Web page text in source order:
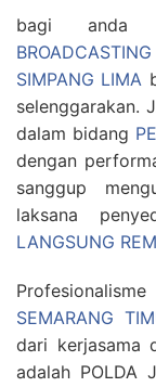
bagi anda
SIMPANG LIMA
selenggarakan.
dalam bidang
dengan
sanggup
laksana
LANGSUNG
SEMARANG
dari kerjasama
adalah POLDA